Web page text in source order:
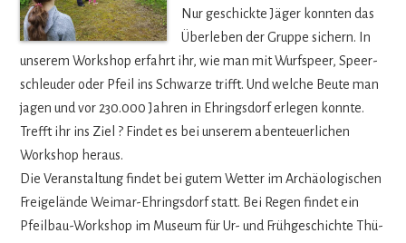
Nur geschickte Jäger konn­ten das
Über­le­ben der Gruppe sichern. In
unse­rem Work­shop erfahrt ihr, wie man mit Wurf­speer, Speer­
schleu­der oder Pfeil ins Schwarze trifft. Und wel­che Beute man
jagen und vor 230.000 Jah­ren in Ehrings­dorf erle­gen konnte.
Trefft ihr ins Ziel ? Fin­det es bei unse­rem aben­teu­er­li­chen
Work­shop heraus.
Die Ver­an­stal­tung fin­det bei gutem Wet­ter im Archäo­lo­gi­schen
Frei­ge­lände Wei­mar-Ehrings­dorf statt. Bei Regen fin­det ein
Pfeil­bau-Work­shop im Museum für Ur- und Früh­ge­schichte Thü­